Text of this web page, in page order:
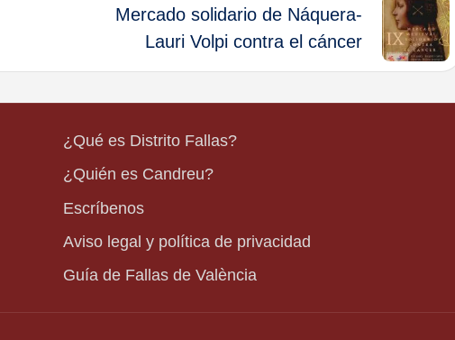
Mercado solidario de Náquera-
Lauri Volpi contra el cáncer
¿Qué es Distrito Fallas?
¿Quién es Candreu?
Escríbenos
Aviso legal y política de privacidad
Guía de Fallas de València